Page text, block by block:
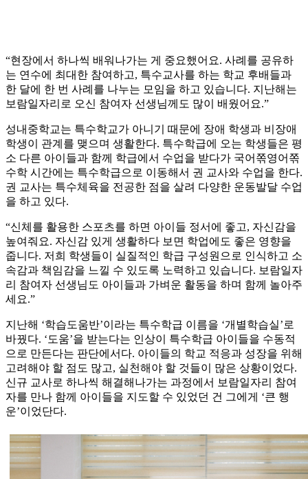
“현장에서 하나씩 배워나가는 게 중요했어요. 사례를 공유하
는 연수에 최대한 참여하고, 특수교사를 하는 학교 후배들과
한 달에 한 번 사례를 나누는 모임을 하고 있습니다. 지난해는
보람일자리로 오신 참여자 선생님께도 많이 배웠어요.”
성내중학교는 특수학교가 아니기 때문에 장애 학생과 비장애
학생이 관계를 맺으며 생활한다. 특수학급에 오는 학생들은 평
소 다른 아이들과 함께 학급에서 수업을 받다가 국어쪾영어쪾
수학 시간에는 특수학급으로 이동해서 권 교사와 수업을 한다.
권 교사는 특수체육을 전공한 점을 살려 다양한 운동발달 수업
을 하고 있다.
“신체를 활용한 스포츠를 하면 아이들 정서에 좋고, 자신감을
높여줘요. 자신감 있게 생활하다 보면 학업에도 좋은 영향을
줍니다. 저희 학생들이 실질적인 학급 구성원으로 인식하고 소
속감과 책임감을 느낄 수 있도록 노력하고 있습니다. 보람일자
리 참여자 선생님도 아이들과 가벼운 활동을 하며 함께 놀아주
세요.”
지난해 ‘학습도움반’이라는 특수학급 이름을 ‘개별학습실’로
바꿨다. ‘도움’을 받는다는 인상이 특수학급 아이들을 수동적
으로 만든다는 판단에서다. 아이들의 학교 적응과 성장을 위해
고려해야 할 점도 많고, 실천해야 할 것들이 많은 상황이었다.
신규 교사로 하나씩 해결해나가는 과정에서 보람일자리 참여
자를 만나 함께 아이들을 지도할 수 있었던 건 그에게 ‘큰 행
운’이었단다.